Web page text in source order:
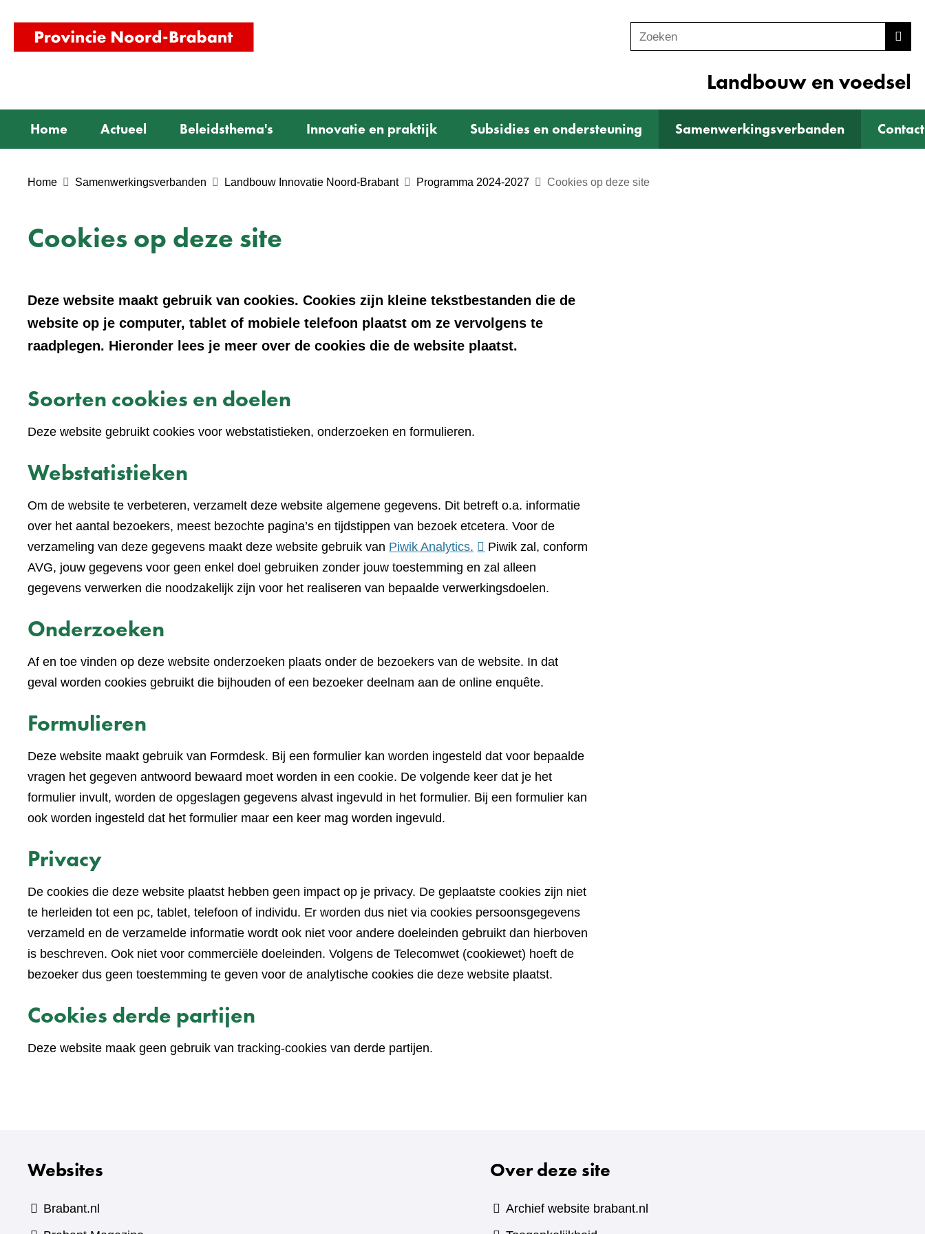
homepage)
o
e
n
Zoeken
Landbouw en voedsel
Home Actueel Beleidsthema's Innovatie en praktijk Subsidies en ondersteuning Samenwerkingsverbanden Contact
Home Samenwerkingsverbanden Landbouw Innovatie Noord-Brabant Programma 2024-2027 Cookies op deze site
Cookies op deze site
Deze website maakt gebruik van cookies. Cookies zijn kleine tekstbestanden die de
website op je computer, tablet of mobiele telefoon plaatst om ze vervolgens te
raadplegen. Hieronder lees je meer over de cookies die de website plaatst.
Soorten cookies en doelen
Deze website gebruikt cookies voor webstatistieken, onderzoeken en formulieren.
Webstatistieken
Om de website te verbeteren, verzamelt deze website algemene gegevens. Dit betreft o.a. informatie
over het aantal bezoekers, meest bezochte pagina’s en tijdstippen van bezoek etcetera. Voor de
verzameling van deze gegevens maakt deze website gebruik van Piwik Analytics. (verwijst
naar
een
Piwik zal, conform
AVG, jouw gegevens voor geen enkel doel gebruiken zonder jouw toestemming en zal alleen
gegevens verwerken die noodzakelijk zijn voor het realiseren van bepaalde verwerkingsdoelen.
Onderzoeken
Af en toe vinden op deze website onderzoeken plaats onder de bezoekers van de website. In dat
geval worden cookies gebruikt die bijhouden of een bezoeker deelnam aan de online enquête.
Formulieren
Deze website maakt gebruik van Formdesk. Bij een formulier kan worden ingesteld dat voor bepaalde
vragen het gegeven antwoord bewaard moet worden in een cookie. De volgende keer dat je het
formulier invult, worden de opgeslagen gegevens alvast ingevuld in het formulier. Bij een formulier kan
ook worden ingesteld dat het formulier maar een keer mag worden ingevuld.
Privacy
De cookies die deze website plaatst hebben geen impact op je privacy. De geplaatste cookies zijn niet
te herleiden tot een pc, tablet, telefoon of individu. Er worden dus niet via cookies persoonsgegevens
verzameld en de verzamelde informatie wordt ook niet voor andere doeleinden gebruikt dan hierboven
is beschreven. Ook niet voor commerciële doeleinden. Volgens de Telecomwet (cookiewet) hoeft de
bezoeker dus geen toestemming te geven voor de analytische cookies die deze website plaatst.
Cookies derde partijen
Deze website maak geen gebruik van tracking-cookies van derde partijen.
Websites
Brabant.nl
Over deze site
Archief website brabant.nl